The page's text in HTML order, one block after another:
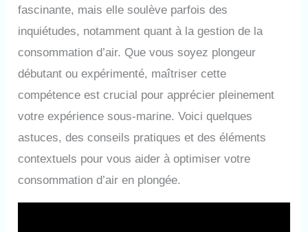
fascinante, mais elle soulève parfois des
inquiétudes, notamment quant à la gestion de la
consommation d’air. Que vous soyez plongeur
débutant ou expérimenté, maîtriser cette
compétence est crucial pour apprécier pleinement
votre expérience sous-marine. Voici quelques
astuces, des conseils pratiques et des éléments
contextuels pour vous aider à optimiser votre
consommation d’air en plongée.